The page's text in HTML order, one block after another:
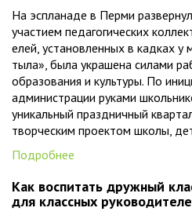
На эспланаде в Перми
участием педагогических
елей, установленных в кадках
тыла», была украшена силами
образования и культуры. По
администрации руками
уникальный праздничный
творческим проектом школы,
Подробнее
Как воспитать дружный
для классных